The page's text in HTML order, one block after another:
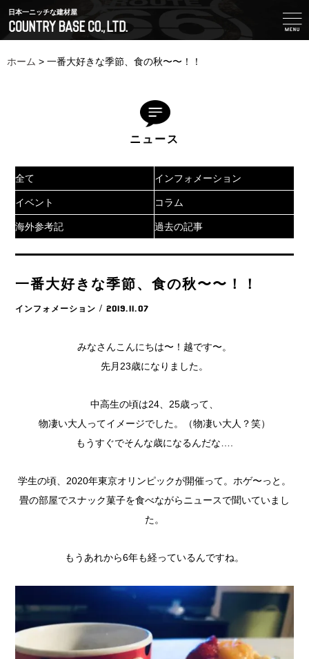
日本一ニッチな建材屋
ホーム > 一番大好きな季節、食の秋〜〜！！
ニュース
全て インフォメーション
イベント コラム
海外参考記 過去の記事
一番大好きな季節、食の秋〜〜！！
インフォメーション / 2019.11.07
みなさんこんにちは〜！越です〜。
先月23歳になりました。
中高生の頃は24、25歳って、
物凄い大人ってイメージでした。（物凄い大人？笑）
もうすぐでそんな歳になるんだな….
学生の頃、2020年東京オリンピックが開催って。ホゲ〜っと。
畳の部屋でスナック菓子を食べながらニュースで聞いていまし
た。
もうあれから6年も経っているんですね。